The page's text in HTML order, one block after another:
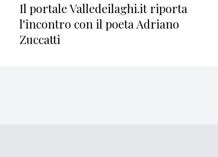
Il portale Valledeilaghi.it riporta
l'incontro con il poeta Adriano
Zuccatti